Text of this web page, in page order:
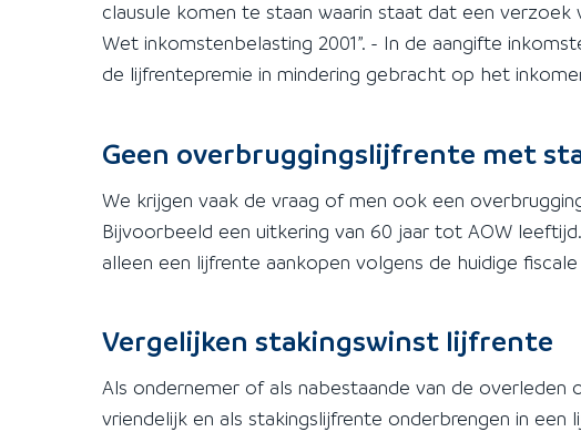
clausule komen te staan waarin staat dat een verzoek
Wet inkomstenbelasting 2001”. - In de aangifte
de lijfrentepremie in mindering gebracht op het
Geen overbruggingslijfrente met
We krijgen vaak de vraag of men ook een
Bijvoorbeeld een uitkering van 60 jaar tot AOW
alleen een lijfrente aankopen volgens de huidige fiscale
Vergelijken stakingswinst lijfrente
Als ondernemer of als nabestaande van de overleden
vriendelijk en als stakingslijfrente onderbrengen in een